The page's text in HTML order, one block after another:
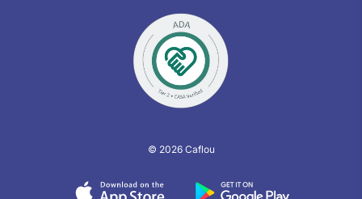
© 2026 Caflou